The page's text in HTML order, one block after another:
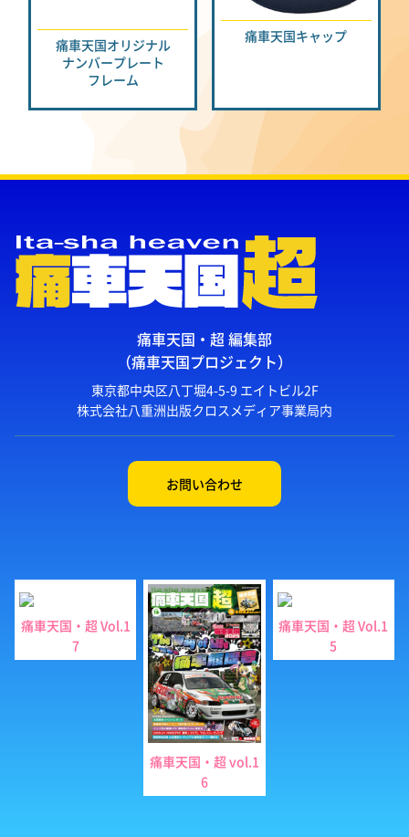
痛車天国オリジナル
ナンバープレート
フレーム
痛車天国キャップ
痛車天国・超 編集部
（痛車天国プロジェクト）
東京都中央区八丁堀4-5-9 エイトビル2F
株式会社八重洲出版クロスメディア事業局内
お問い合わせ
痛車天国・超 Vol.1
7
痛車天国・超 vol.1
6
痛車天国・超 Vol.1
5